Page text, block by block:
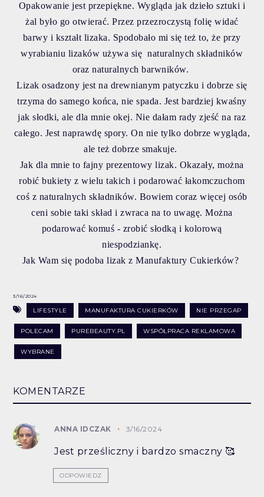
Opakowanie jest przepiękne. Wygląda jak dzieło sztuki i
żal było go otwierać. Przez przezroczystą folię widać
barwy i kształt lizaka. Spodobało mi się też to, że przy
wyrabianiu lizaków używa się naturalnych składników
oraz naturalnych barwników.
Lizak osadzony jest na drewnianym patyczku i dobrze się
trzyma do samego końca, nie spada. Jest bardziej kwaśny
jak słodki, ale dla mnie okej. Nie dałam rady zjeść na raz
całego. Jest naprawdę spory. On nie tylko dobrze wygląda,
ale też dobrze smakuje.
Jak dla mnie to fajny prezentowy lizak. Okazały, można
robić bukiety z wielu takich i podarować łakomczuchom
coś z naturalnych składników. Bowiem coraz więcej osób
ceni sobie taki skład i zwraca na to uwagę. Można
podarować komuś - zrobić słodką i kolorową
niespodziankę.
Jak Wam się podoba lizak z Manufaktury Cukierków?
3/16/2024
LIFESTYLE MANUFAKTURA CUKIERKÓW NIE PRZEGAP
POLECAM PUREBEAUTY.PL WSPÓŁPRACA REKLAMOWA
WYBRANE
KOMENTARZE
ANNA IDCZAK 3/16/2024
Jest prześliczny i bardzo smaczny 🥰
ODPOWIEDZ